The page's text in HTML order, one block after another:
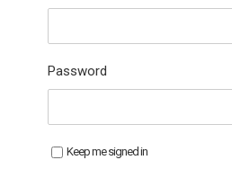
Password
Keep me signed in